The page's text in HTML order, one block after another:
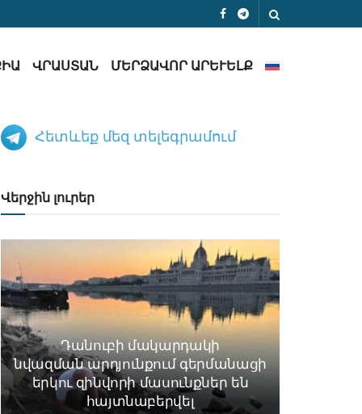
ՎՐԱՍՏԱՆ ՄԵՐՁԱՎՈՐ ԱՐԵՒԵԼՔ
Հետևեք մեզ տելեգրամում
Վերջին լուրեր
Դանուբի մակարդակի
նվազման արդյունքում գերմանացի
երկու զինվորի մասունքներ են
հայտնաբերվել